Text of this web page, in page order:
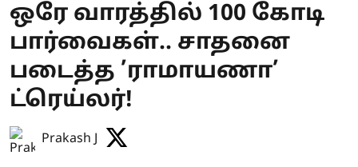
ஒரே வாரத்தில் 100 கோடி
பார்வைகள்.. சாதனை
படைத்த ’ராமாயணா’
ட்ரெய்லர்!
Prakash J